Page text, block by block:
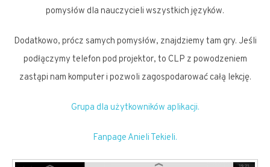
pomysłów dla nauczycieli wszystkich języków.
Dodatkowo, prócz samych pomysłów, znajdziemy tam gry. Jeśli
podłączymy telefon pod projektor, to CLP z powodzeniem
zastąpi nam komputer i pozwoli zagospodarować całą lekcję.
Grupa dla użytkowników aplikacji.
Fanpage Anieli Tekieli.